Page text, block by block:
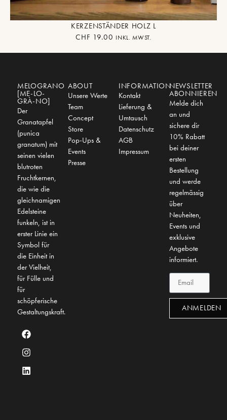
KERZENSTÄNDER HOLZ L
CHF 19.00 INKL. MWST.
MELOGRANO
[ME-LO-
GRÀ-NO]
Der
Granatapfel
(punica
granatum) mit
seinen vielen
blutroten
Fruchtkernen,
die wie die
gleichnamigen
Edelsteine
funkeln, ist in
erster Linie ein
Symbol für
die Einheit in
der Vielheit,
für Fülle und
für
schöpferische
Gestaltungskraft.
ABOUT
Unsere Werte
Team
Concept
Store
Pop-Ups &
Events
Presse
INFORMATION
Kontakt
Lieferung &
Umtausch
Datenschutz
AGB
Impressum
NEWSLETTER
ABONNIEREN
Melde dich
an und
sichere dir
10% Rabatt
bei deiner
ersten
Bestellung
und werde
regelmässig
über
Neuheiten,
Events und
exklusive
Angebote
informiert.
ANMELDEN